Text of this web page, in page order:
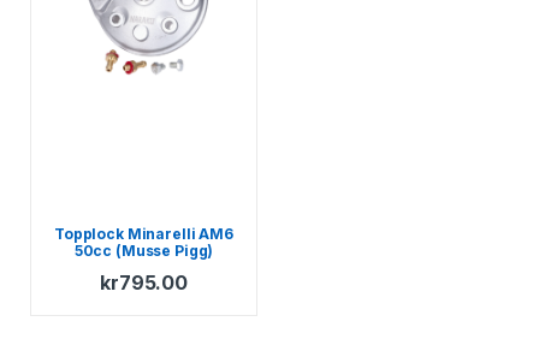
Topplock Minarelli AM6
50cc (Musse Pigg)
kr795.00